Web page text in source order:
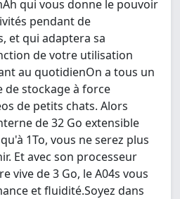
qui vous donne le pouvoir
pendant de
et qui adaptera sa
de votre utilisation
au quotidienOn a tous un
de stockage à force
de petits chats. Alors
de 32 Go extensible
1To, vous ne serez plus
Et avec son processeur
vive de 3 Go, le A04s vous
et fluidité.Soyez dans